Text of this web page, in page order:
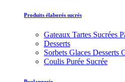
Produits élaborés sucrés
Gateaux Tartes Sucrées
Desserts
Sorbets Glaces Desserts
Coulis Purée Sucrée